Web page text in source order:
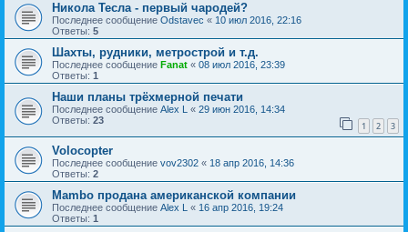
Никола Тесла - первый чародей?
Последнее сообщение Odstavec « 10 июл 2016, 22:16
Ответы: 5
Шахты, рудники, метрострой и т.д.
Последнее сообщение Fanat « 08 июл 2016, 23:39
Ответы: 1
Наши планы трёхмерной печати
Последнее сообщение Alex L « 29 июн 2016, 14:34
Ответы: 23 1 2 3
Volocopter
Последнее сообщение vov2302 « 18 апр 2016, 14:36
Ответы: 2
Mambo продана американской компании
Последнее сообщение Alex L « 16 апр 2016, 19:24
Ответы: 1